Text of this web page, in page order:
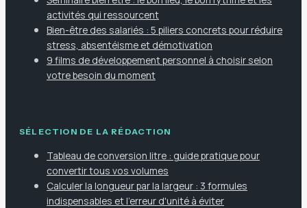
activités qui ressourcent
Bien-être des salariés : 5 piliers concrets pour réduire
stress, absentéisme et démotivation
9 films de développement personnel à choisir selon
votre besoin du moment
SÉLECTION DE LA RÉDACTION
Tableau de conversion litre : guide pratique pour
convertir tous vos volumes
Calculer la longueur par la largeur : 3 formules
indispensables et l'erreur d'unité à éviter